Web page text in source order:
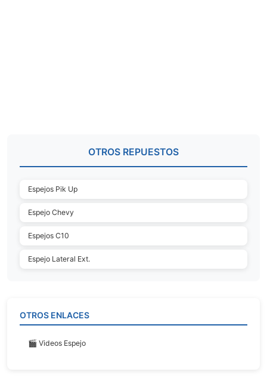
OTROS REPUESTOS
Espejos Pik Up
Espejo Chevy
Espejos C10
Espejo Lateral Ext.
OTROS ENLACES
🎬 Videos Espejo